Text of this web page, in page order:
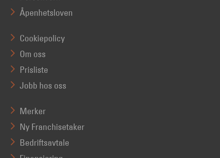
Åpenhetsloven
Cookiepolicy
Om oss
Prisliste
Jobb hos oss
Merker
Ny Franchisetaker
Bedriftsavtale